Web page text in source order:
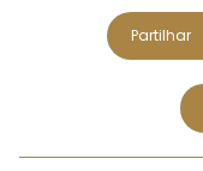
Partilhar